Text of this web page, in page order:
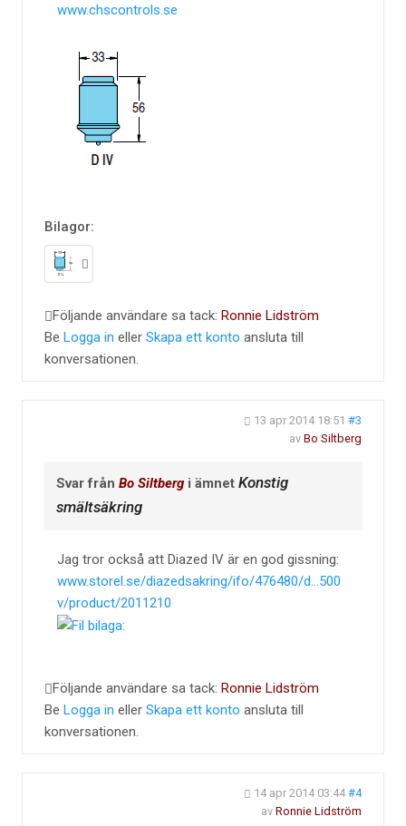
www.chscontrols.se
Bilagor:
Följande användare sa tack: Ronnie Lidström
Be Logga in eller Skapa ett konto ansluta till
konversationen.
13 apr 2014 18:51 #3
av Bo Siltberg
Svar från Bo Siltberg i ämnet Konstig
smältsäkring
Jag tror också att Diazed IV är en god gissning:
www.storel.se/diazedsakring/ifo/476480/d...500
v/product/2011210
Följande användare sa tack: Ronnie Lidström
Be Logga in eller Skapa ett konto ansluta till
konversationen.
14 apr 2014 03:44 #4
av Ronnie Lidström